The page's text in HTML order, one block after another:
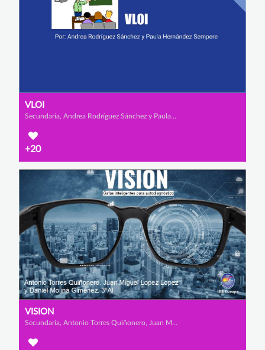
VLOI
Secundaria, Andrea Rodríguez Sánchez y Paula Hernández Sempere
+20
VISION
Secundaria, Antonio Torres Quiñonero, Juan Miguel López López y Daniel Molina Giménez